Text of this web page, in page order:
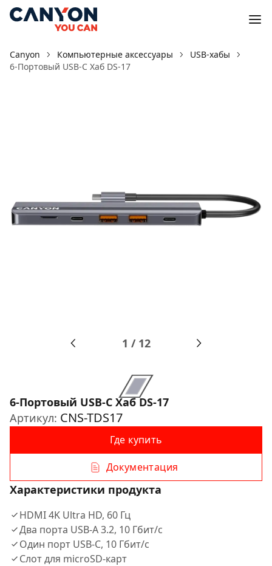
Canyon Компьютерные аксессуары
USB-хабы
6-Портовый USB-C Хаб DS-17
1 / 12
6-Портовый USB-C Хаб DS-17
Артикул: CNS-TDS17
Где купить
Документация
Характеристики продукта
HDMI 4K Ultra HD, 60 Гц
Два порта USB-A 3.2, 10 Гбит/с
Один порт USB-C, 10 Гбит/с
Слот для microSD-карт